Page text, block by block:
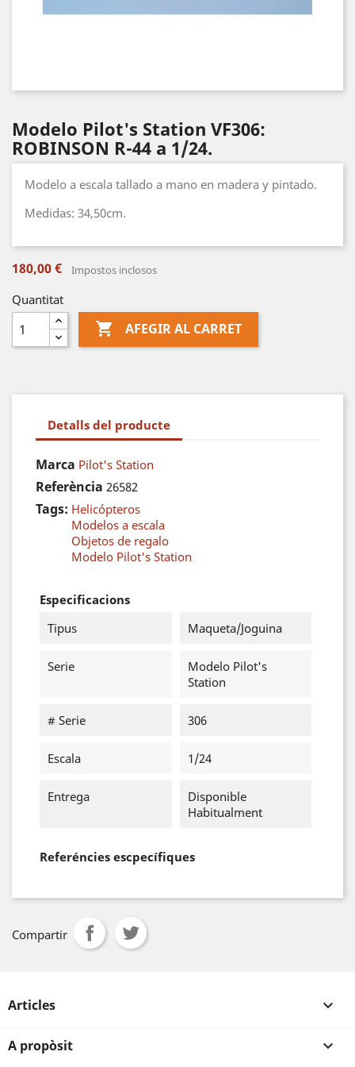
Modelo Pilot's Station VF306:
ROBINSON R-44 a 1/24.
Modelo a escala tallado a mano en madera y pintado.
Medidas: 34,50cm.
180,00 € Impostos inclosos
Quantitat
 AFEGIR AL CARRET
Detalls del producte
Marca Pilot's Station
Referència 26582
Tags: Helicópteros
Modelos a escala
Objetos de regalo
Modelo Pilot's Station
Especificacions
Tipus
Maqueta/Joguina
Serie
Modelo Pilot's
Station
# Serie 306
Escala 1/24
Entrega
Disponible
Habitualment
Referéncies escpecífiques
Compartir
Articles 
A propòsit 